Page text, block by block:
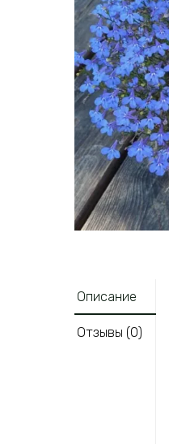
Описание
Отзывы (0)